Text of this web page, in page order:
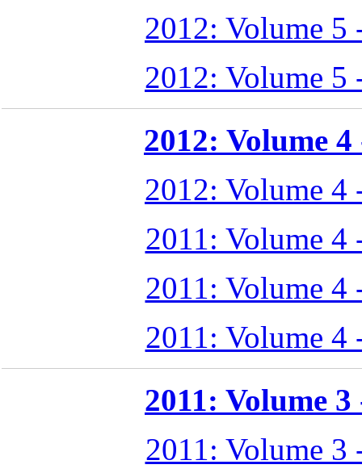
2012: Volume 5
2012: Volume 5
2012: Volume 4
2012: Volume 4
2011: Volume 4
2011: Volume 4
2011: Volume 4
2011: Volume 3
2011: Volume 3